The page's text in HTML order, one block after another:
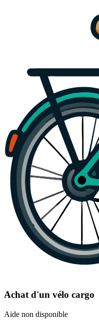
Achat d'un vélo cargo
Aide non disponible